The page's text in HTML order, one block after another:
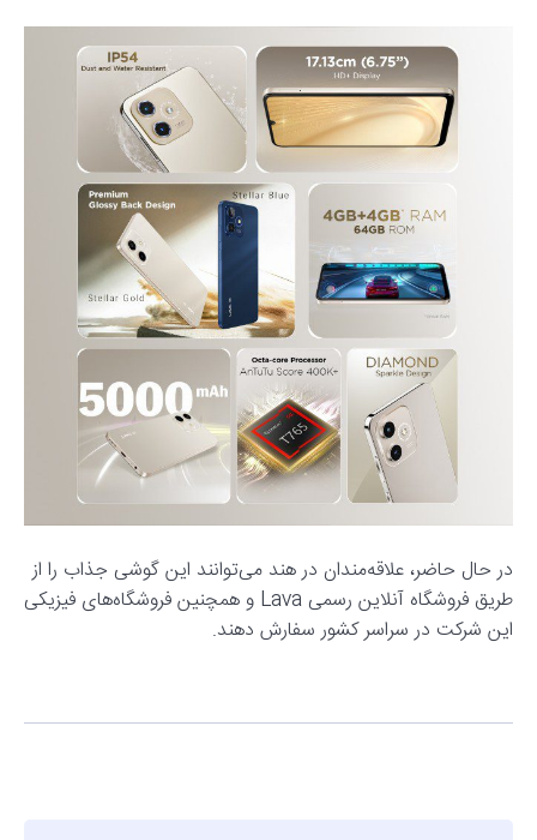
در حال حاضر، علاقه‌مندان در هند می‌توانند این گوشی جذاب را از
طریق فروشگاه آنلاین رسمی Lava و همچنین فروشگاه‌های فیزیکی
این شرکت در سراسر کشور سفارش دهند.